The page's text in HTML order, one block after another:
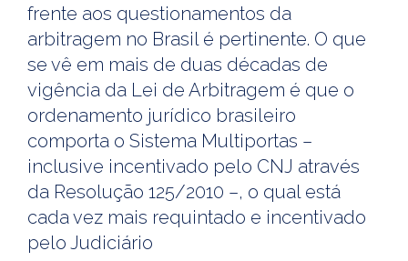
frente aos questionamentos da
arbitragem no Brasil é pertinente. O que
se vê em mais de duas décadas de
vigência da Lei de Arbitragem é que o
ordenamento jurídico brasileiro
comporta o Sistema Multiportas –
inclusive incentivado pelo CNJ através
da Resolução 125/2010 –, o qual está
cada vez mais requintado e incentivado
pelo Judiciário